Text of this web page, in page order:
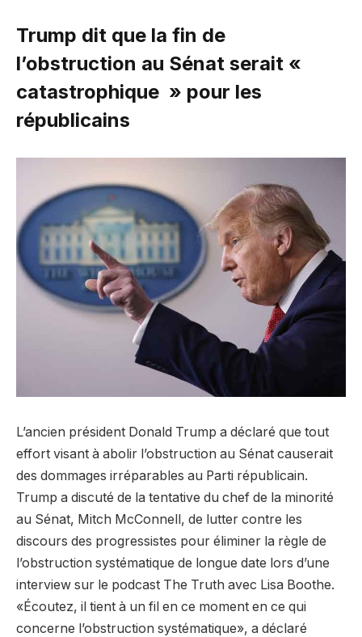
Trump dit que la fin de
l’obstruction au Sénat serait «
catastrophique » pour les
républicains
L’ancien président Donald Trump a déclaré que tout
effort visant à abolir l’obstruction au Sénat causerait
des dommages irréparables au Parti républicain.
Trump a discuté de la tentative du chef de la minorité
au Sénat, Mitch McConnell, de lutter contre les
discours des progressistes pour éliminer la règle de
l’obstruction systématique de longue date lors d’une
interview sur le podcast The Truth avec Lisa Boothe.
«Écoutez, il tient à un fil en ce moment en ce qui
concerne l’obstruction systématique», a déclaré